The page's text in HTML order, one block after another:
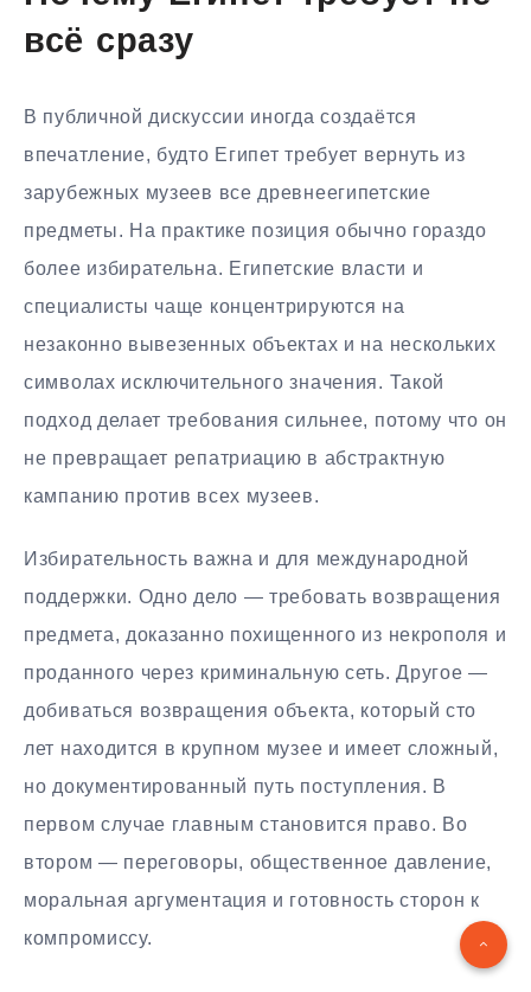
всё сразу
В публичной дискуссии иногда создаётся
впечатление, будто Египет требует вернуть из
зарубежных музеев все древнеегипетские
предметы. На практике позиция обычно гораздо
более избирательна. Египетские власти и
специалисты чаще концентрируются на
незаконно вывезенных объектах и на нескольких
символах исключительного значения. Такой
подход делает требования сильнее, потому что он
не превращает репатриацию в абстрактную
кампанию против всех музеев.
Избирательность важна и для международной
поддержки. Одно дело — требовать возвращения
предмета, доказанно похищенного из некрополя и
проданного через криминальную сеть. Другое —
добиваться возвращения объекта, который сто
лет находится в крупном музее и имеет сложный,
но документированный путь поступления. В
первом случае главным становится право. Во
втором — переговоры, общественное давление,
моральная аргументация и готовность сторон к
компромиссу.